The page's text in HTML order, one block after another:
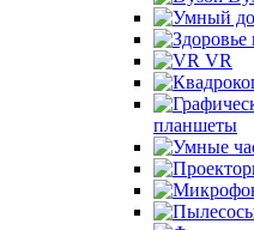
VR
планшеты